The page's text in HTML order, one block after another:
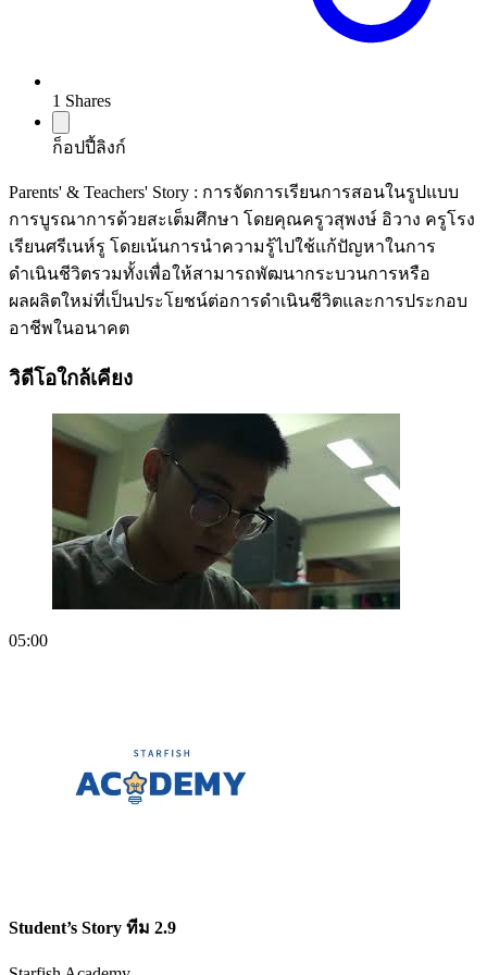
1 Shares
ก็อปปี้ลิงก์
Parents' & Teachers' Story : การจัดการเรียนการสอนในรูปแบบ
การบูรณาการด้วยสะเต็มศึกษา โดยคุณครูวสุพงษ์ อิวาง ครูโรง
เรียนศรีเนห์รู โดยเน้นการนำความรู้ไปใช้แก้ปัญหาในการ
ดำเนินชีวิตรวมทั้งเพื่อให้สามารถพัฒนากระบวนการหรือ
ผลผลิตใหม่ที่เป็นประโยชน์ต่อการดำเนินชีวิตและการประกอบ
อาชีพในอนาคต
วิดีโอใกล้เคียง
05:00
Student’s Story ทีม 2.9